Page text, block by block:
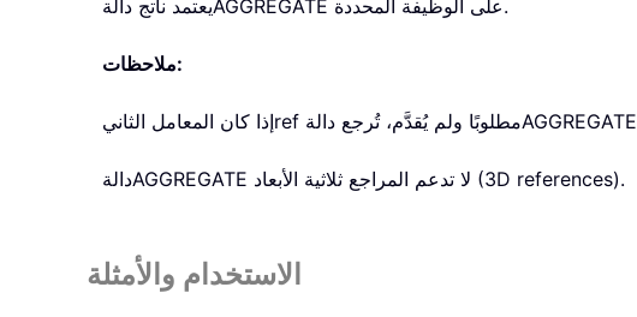
يعتمد ناتج دالةAGGREGATE على الوظيفة المحددة.
ملاحظات:
إذا كان المعامل الثانيref مطلوبًا ولم يُقدَّم، تُرجع دالةAGGREGATE
دالةAGGREGATE لا تدعم المراجع ثلاثية الأبعاد (3D references).
الاستخدام والأمثلة